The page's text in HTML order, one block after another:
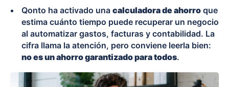
Qonto ha activado una calculadora de ahorro que
estima cuánto tiempo puede recuperar un negocio
al automatizar gastos, facturas y contabilidad. La
cifra llama la atención, pero conviene leerla bien:
no es un ahorro garantizado para todos.